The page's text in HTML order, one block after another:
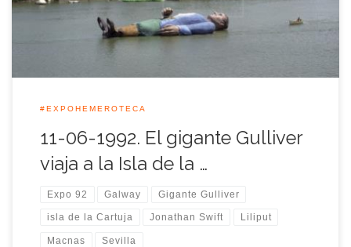
junto a las réplicas de las carabelas de Colón y de la nao […]
#EXPOHEMEROTECA
11-06-1992. El gigante Gulliver
viaja a la Isla de la …
Expo 92 Galway Gigante Gulliver
isla de la Cartuja Jonathan Swift Liliput
Macnas Sevilla